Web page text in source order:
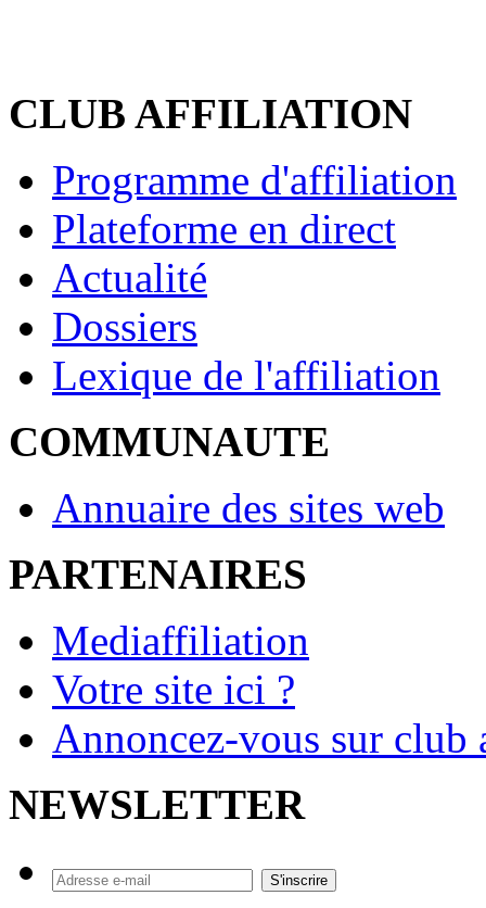
CLUB AFFILIATION
Programme d'affiliation
Plateforme en direct
Actualité
Dossiers
Lexique de l'affiliation
COMMUNAUTE
Annuaire des sites web
PARTENAIRES
Mediaffiliation
Votre site ici ?
Annoncez-vous sur
NEWSLETTER